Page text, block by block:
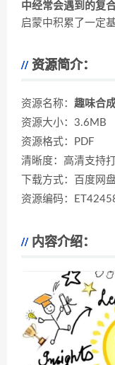
中经常会遇到的复
启蒙中积累了一定
资源简介：
资源名称： 趣味合
资源大小：3.6MB
资源格式：PDF
清晰度：高清支持
下载方式：百度网
资源编码：
内容介绍：